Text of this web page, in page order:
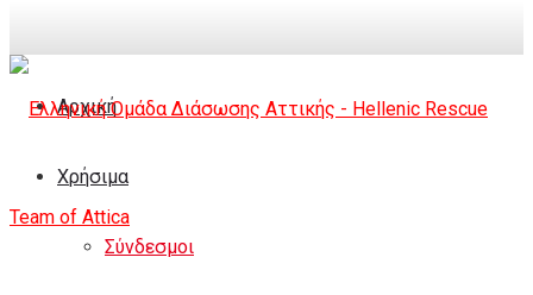
Αρχική
Χρήσιμα
Σύνδεσμοι